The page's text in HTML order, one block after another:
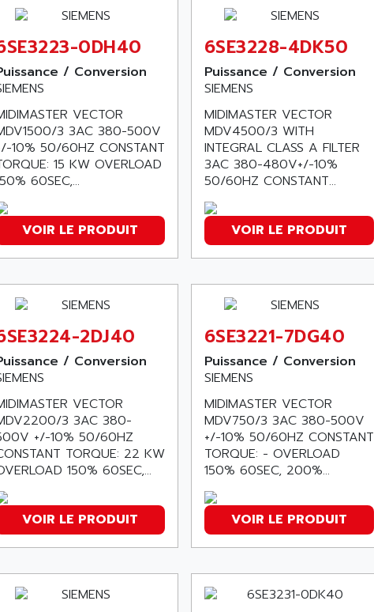
0DH40
/ Conversion
VECTOR
3 3AC 380-500V
10% 50/60HZ CONSTANT
15 KW OVERLOAD
60SEC,...
VOIR LE PRODUIT
6SE3228-4DK50
Puissance / Conversion
SIEMENS
MIDIMASTER VECTOR
MDV4500/3 WITH
INTEGRAL CLASS A FILTER
3AC 380-480V+/-10%
50/60HZ CONSTANT...
VOIR LE PRODUIT
2DJ40
/ Conversion
VECTOR
3 3AC 380-
+/-10% 50/60HZ
TORQUE: 22 KW
150% 60SEC,...
VOIR LE PRODUIT
6SE3221-7DG40
Puissance / Conversion
SIEMENS
MIDIMASTER VECTOR
MDV750/3 3AC 380-500V
+/-10% 50/60HZ CONSTANT
TORQUE: - OVERLOAD
150% 60SEC, 200%...
VOIR LE PRODUIT